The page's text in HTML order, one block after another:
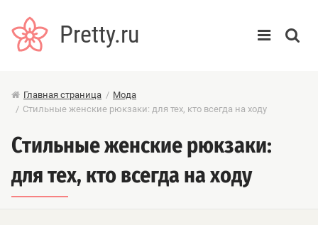
Pretty.ru
Главная страница / Мода
/ Стильные женские рюкзаки: для тех, кто всегда на ходу
Стильные женские рюкзаки:
для тех, кто всегда на ходу